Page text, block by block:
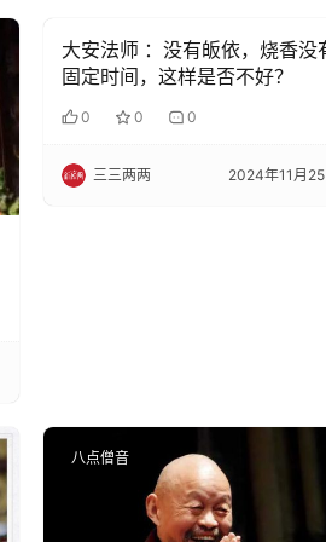
八点僧音
大安法师 ：没有皈依，烧香没
固定时间，这样是否不好？
0 0 0
三三两两 2024年11月
八点僧音